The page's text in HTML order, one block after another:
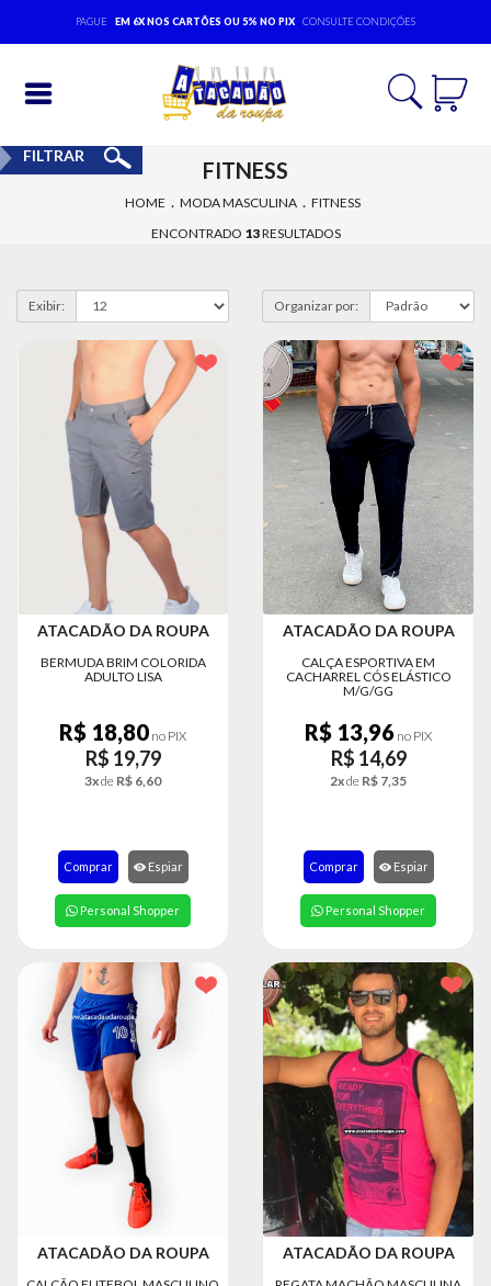
PAGUE EM 6X NOS CARTÕES OU 5% NO PIX CONSULTE CONDIÇÕES
Cadastrar
MODA
EVANGÉLICA
FEMININA
INFANTIL
MASCULINA
FITNESS
HOME . MODA MASCULINA . FITNESS
ENCONTRADO 13RESULTADOS
Organizar por:
Exibir:
ATACADÃO DA ROUPA
BERMUDA BRIM COLORIDA
ADULTO LISA
R$ 18,80 no PIX
R$ 19,79
3xde R$ 6,60
Comprar Espiar
Personal Shopper
ATACADÃO DA ROUPA
CALÇA ESPORTIVA EM
CACHARREL CÓS ELÁSTICO
M/G/GG
R$ 13,96 no PIX
R$ 14,69
2xde R$ 7,35
Comprar Espiar
Personal Shopper
ATACADÃO DA ROUPA ATACADÃO DA ROUPA
FILTRAR